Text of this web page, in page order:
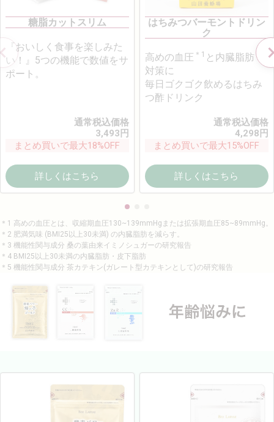
糖脂カットスリム
『おいしく食事を楽しみた
い！』5つの機能で数値をサ
ポート。
通常税込価格
3,493 円
まとめ買いで最大18%OFF
詳しくはこちら
はちみつバーモントドリン
ク
高めの血圧 ＊1 と内臓脂肪 ＊2
対策に
毎日ゴクゴク飲めるはちみ
つ酢ドリンク
通常税込価格
4,298 円
まとめ買いで最大15%OFF
詳しくはこちら
＊1 高めの血圧とは、収縮期血圧130~139mmHgまたは拡張期血圧85~89mmHg。
＊2 肥満気味 (BMI25以上30未満) の内臓脂肪を減らす。
＊3 機能性関与成分 桑の葉由来イミノシュガーの研究報告
＊4 BMI25以上30未満の内臓脂肪・皮下脂肪
＊5 機能性関与成分 茶カテキン(ガレート型カテキンとして)の研究報告